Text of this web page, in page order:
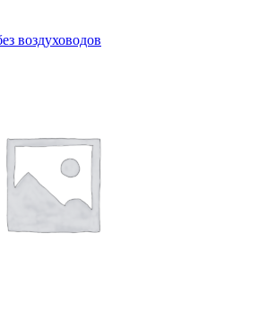
воздуховодов